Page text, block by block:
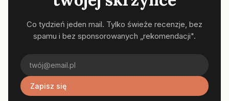
Co tydzień jeden mail. Tylko świeże recenzje, bez
spamu i bez sponsorowanych „rekomendacji".
Zapisz się